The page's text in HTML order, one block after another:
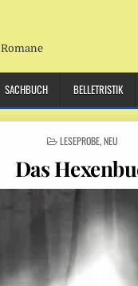
SACHBUCH BELLETRISTIK
POSTED
LESEPROBE,NEU
Das